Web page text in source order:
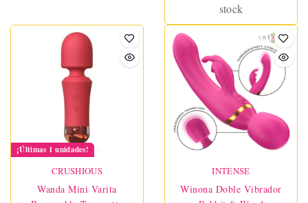
stock
¡Últimas 1 unidades!
CRUSHIOUS
Wanda Mini Varita
INTENSE
Winona Doble Vibrador